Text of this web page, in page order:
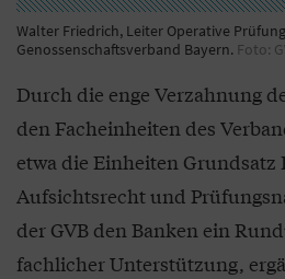
Walter Friedrich, Leiter Operative
Genossenschaftsverband Bayern. Foto:
Durch die enge Verzahnung
den Facheinheiten des
etwa die Einheiten Grundsatz
Aufsichtsrecht und
der GVB den Banken ein
fachlicher Unterstützung,